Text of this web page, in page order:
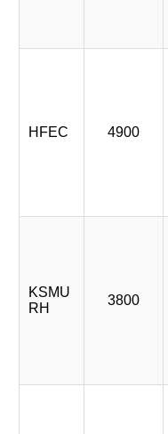
HFEC 4900
KSMU
RH
3800